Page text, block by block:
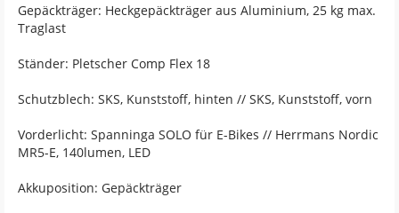
Gepäckträger: Heckgepäckträger aus Aluminium, 25 kg max.
Traglast
Ständer: Pletscher Comp Flex 18
Schutzblech: SKS, Kunststoff, hinten // SKS, Kunststoff, vorn
Vorderlicht: Spanninga SOLO für E-Bikes // Herrmans Nordic
MR5-E, 140lumen, LED
Akkuposition: Gepäckträger